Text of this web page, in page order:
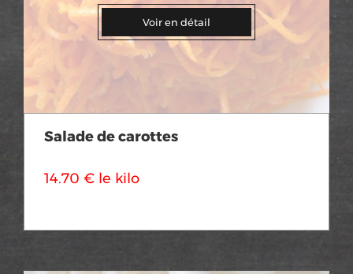
Voir en détail
Salade de carottes
14.70 € le kilo